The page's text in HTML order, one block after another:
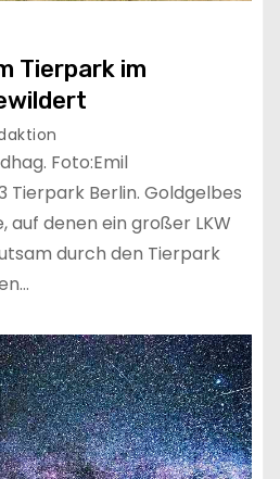
Tierpark im
Foto:Emil
Tierpark Berlin. Goldgelbes
auf denen ein großer LKW
durch den Tierpark